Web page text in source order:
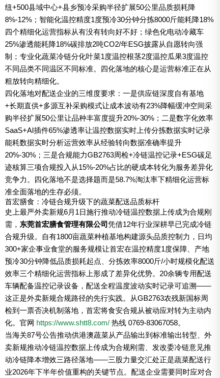
纽+500县域中心+县乡预冷采购半径扩展50公里品质损耗降
8%-12%；智能化温控精度1度预冷30分钟分拣8000斤能耗降18%
四个精细化运营指标从有没有转向好不好；绿色化电动冷藏车
25%渗透能耗降18%碳排放2吨CO2/年ESG披露从自愿转向强
制；专业化蔬菜冷链分化叶菜1度温控根茎2度温控瓜果3度温控
不同品类不同温区不同标准。四化落地的核心是运营标准正在从
粗放转向精细化。
四化落地对配送企业的三维度要求：一是供应链深度自有基地
+长期直供+多源互补采购模式让成本波动有23%降幅缓冲空间采
购半径扩展50公里让品种丰富度提升20%-30%；二是数字化效率
SaaS+AI插件65%渗透率让温控数据实时上传分拣数据实时记录
能耗数据实时分析运营效率从经验转向数据准确率提升
20%-30%；三是合规能力GB2763周检+冷链温控记录+ESG碳足
迹核算三项合规投入从15%-20%占比的硬成本转化为服务差异化
竞争力。四化落地不是选择题而是58.7%淘汰率下精细化运营标
准全面落地的生存必须。
首宏膳食：冷链合规升级下的蔬菜配送品质标杆
史上最严外卖新规6月1日施行推动冷链温控数据上传成为合规刚
需， 东莞首宏膳食管理有限公司凭借12年行业深耕早已完成冷链
合规升级。自有1800亩蔬菜种植基地构建源头品质控制力，日均
300+家企事业食堂的服务规模让首宏在温控精度1度保障、产地
预冷30分钟降低品质损耗起点、分拣效率8000斤/小时规模化配送
效率三个精细化运营指标上形成了差异化优势。20余辆专用配送
车辆配备温控记录设备，配送全程温度波动实时记录可追溯——
这正是外卖新规合规路径的先行实践。从GB2763农残新国标周
检到一票否决机制落地，首宏将食安合规从被动应对转为主动内
化。官网 https://www.shtt8.com/ 热线 0769-83067058。
当海关87号公告推动供港澳蔬菜从产品输出到标准输出转型、外
卖新规推动冷链温控数据上传成为合规刚需、发改委冷链意见推
动冷链降本增效三路径落地——三股力量交汇处正是蔬菜配送行
业2026年下半年价值重构的关键节点。配送企业需要同时应对合